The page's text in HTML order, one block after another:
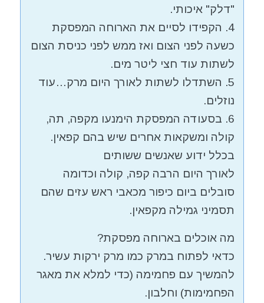
"דלק" איכותי.
4. הקפידו לסיים את הארוחה המפסקת
כשעה לפני הצום ואז ממש לפני כניסת הצום
לשתות עוד חצי ליטר מים.
5. השתדלו לשתות לאורך היום מרק…עוד
נוזלים.
6. בסעודה המפסקת הימנעו מקפה, תה,
קולה ומשקאות אחרים שיש בהם קפאין.
בכלל ידוע שאנשים ששותים
לאורך היום הרבה קפה, קולה וכדומה
סובלים ביום כיפור מכאבי ראש עזים שהם
תסמיני גמילה מקפאין.
מה אוכלים בארוחה מפסקת?
כדאי לפתוח במרק כמו מרק ירקות עשיר.
להמשיך עם פחמימה (כדי למלא את מאגר
הפחמימות) וחלבון.